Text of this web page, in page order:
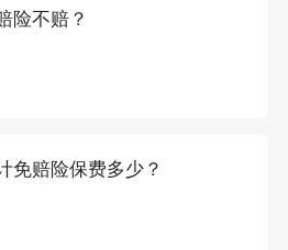
险不赔？
免赔险保费多少？